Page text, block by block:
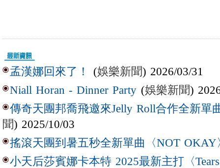
孟漢娜回來了！ (娛樂新聞) 2026/03/31
Niall Horan - Dinner Party (娛樂新聞)
傳奇天團邦喬飛邀來Jelly Roll合作全新單
聞) 2025/10/03
搖滾天團到暑五秒全新單曲〈NOT OKAY
小天后莎賓娜卡本特 2025最新主打〈